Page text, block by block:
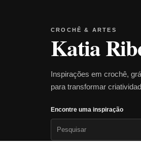
CROCHÊ & ARTES
Katia
Inspirações em crochê,
para transformar
Encontre uma inspiração